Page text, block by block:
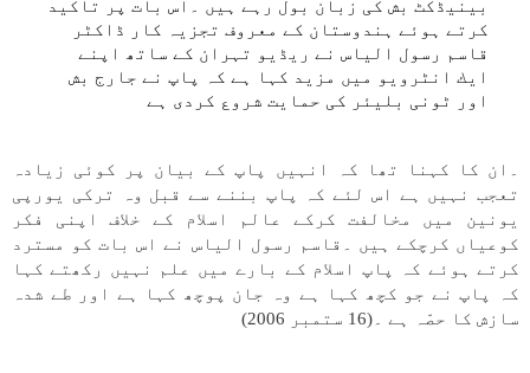
بينیڈكٹ بش كی زبان بول رہے ہیں ۔اس بات پر تاكيد
كرتے ہوئے ہندوستان كے معروف تجزیہ كار ڈاكٹر
قاسم رسول الياس نے ریڈيو تہران كے ساتھ اپنے
ايك انٹرويو میں مزيد كہا ہے كہ پاپ نے جارج بش
اور ٹونی بليئر كی حمايت شروع كردی ہے
۔ان كا كہنا تھا كہ انہیں پاپ كے بيان پر كوئی زيادہ
تعجب نہیں ہے اس لئے كہ پاپ بننے سے قبل وہ تركی يورپی
يونين میں مخالفت كركے عالم اسلام كے خلاف اپنی فكر
كوعياں كرچكے ہیں ۔قاسم رسول الياس نے اس بات كو مسترد
كرتے ہوئے كہ پاپ اسلام كے بارے میں علم نہیں ركھتے كہا
كہ پاپ نے جو كچھ كہا ہے وہ جان پوچھ كہا ہے اور طے شدہ
سازش كا حصّہ ہے ۔(16 ستمبر 2006)